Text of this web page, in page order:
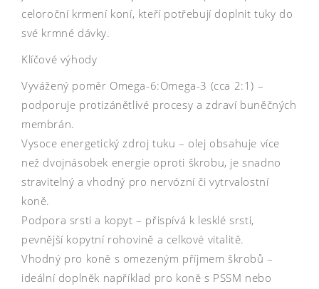
celoroční krmení koní, kteří potřebují doplnit tuky do
své krmné dávky.
Klíčové výhody
Vyvážený poměr Omega-6:Omega-3 (cca 2:1) –
podporuje protizánětlivé procesy a zdraví buněčných
membrán.
Vysoce energetický zdroj tuku – olej obsahuje více
než dvojnásobek energie oproti škrobu, je snadno
stravitelný a vhodný pro nervózní či vytrvalostní
koně.
Podpora srsti a kopyt – přispívá k lesklé srsti,
pevnější kopytní rohovině a celkové vitalitě.
Vhodný pro koně s omezeným příjmem škrobů –
ideální doplněk například pro koně s PSSM nebo